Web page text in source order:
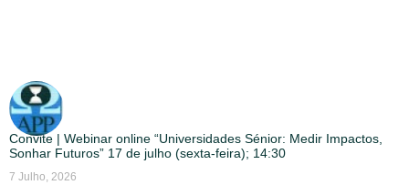
Convite | Webinar online “Universidades Sénior: Medir Impactos,
Sonhar Futuros” 17 de julho (sexta-feira); 14:30
7 Julho, 2026